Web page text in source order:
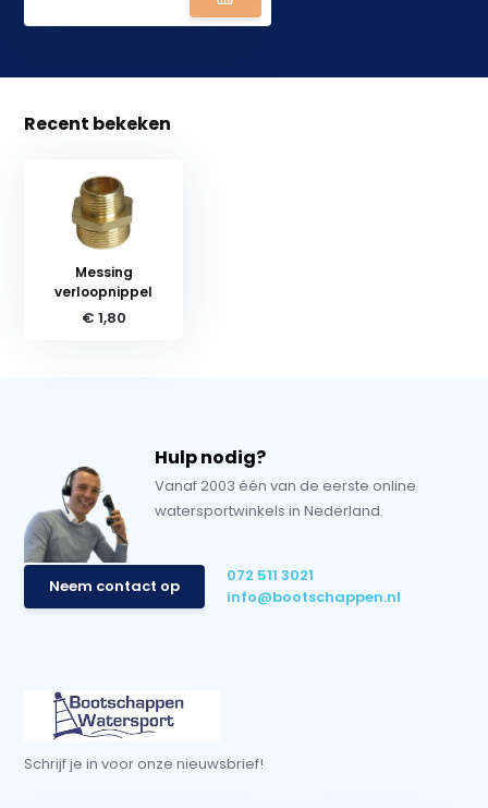
Recent bekeken
Messing
verloopnippel
€ 1,80
Hulp nodig?
Vanaf 2003 één van de eerste online
watersportwinkels in Nederland.
Neem contact op
072 511 3021
info@bootschappen.nl
Schrijf je in voor onze nieuwsbrief!